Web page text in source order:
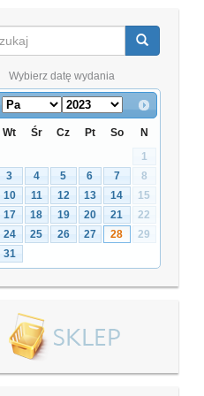
Wybierz datę wydania
Wt Śr Cz Pt So
N
1
3 4 5 6 7
8
10 11 12 13 14
15
17 18 19 20 21
22
24 25 26 27 28
29
31